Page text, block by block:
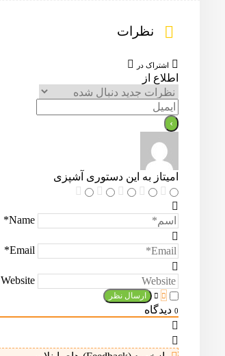
نظرات
اشتراک در
اطلاع از
امیتاز به این دستوری آشپزی
Name*
Email*
Website
0 دیدگاه